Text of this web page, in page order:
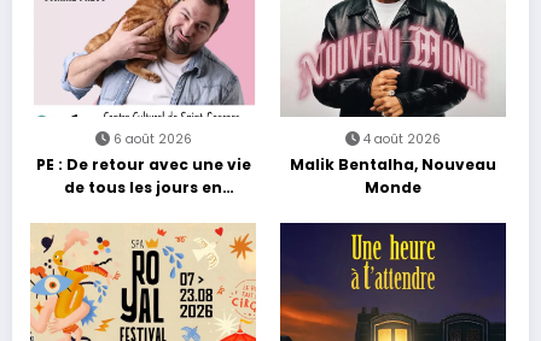
6 août 2026
PE : De retour avec une vie
de tous les jours en
4 août 2026
Malik Bentalha, Nouveau
Monde